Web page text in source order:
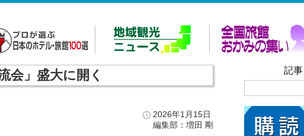
会」盛大に開く
2026年1月15日
編集部：増田 剛
記